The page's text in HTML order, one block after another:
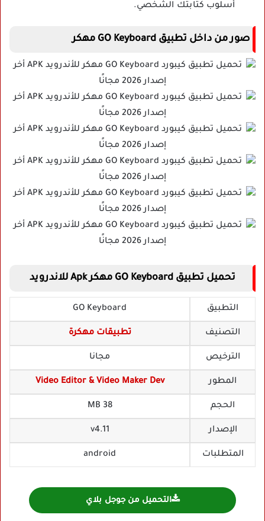
أسلوب كتابتك الشخصي.
صور من داخل تطبيق GO Keyboard مهكر
تحميل تطبيق GO Keyboard مهكر Apk للاندرويد
التطبيق GO Keyboard
التصنيف تطبيقات مهكرة
الترخيص مجانا
المطور Video Editor & Video Maker Dev
الحجم 38 MB
الإصدار v4.11
المتطلبات android
التحميل من جوجل بلاي